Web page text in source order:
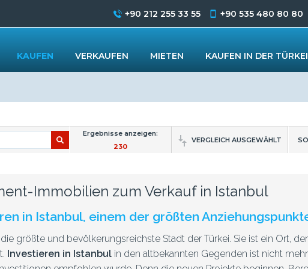
Ergebnisse anzeigen:
230
VERGLEICH AUSGEWÄHLT
Immobilien zum Verkauf in Istanbul
in Istanbul, einem der größten
größte und bevölkerungsreichste Stadt der Türkei. Sie ist ein Ort,
Investieren in Istanbul in den altbekannten Gegenden ist nicht
+90 212 255 33 55 +90 535 480 80 80
KAUFEN VERKAUFEN MIETEN KAUFEN IN DER TÜRKEI